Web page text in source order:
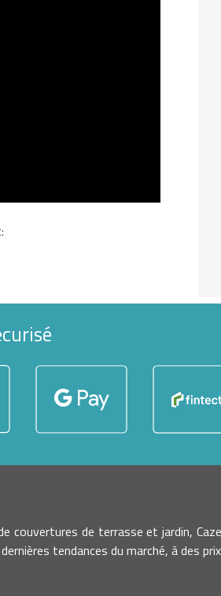
couvertures de terrasse et jardin,
tendances du marché, à des